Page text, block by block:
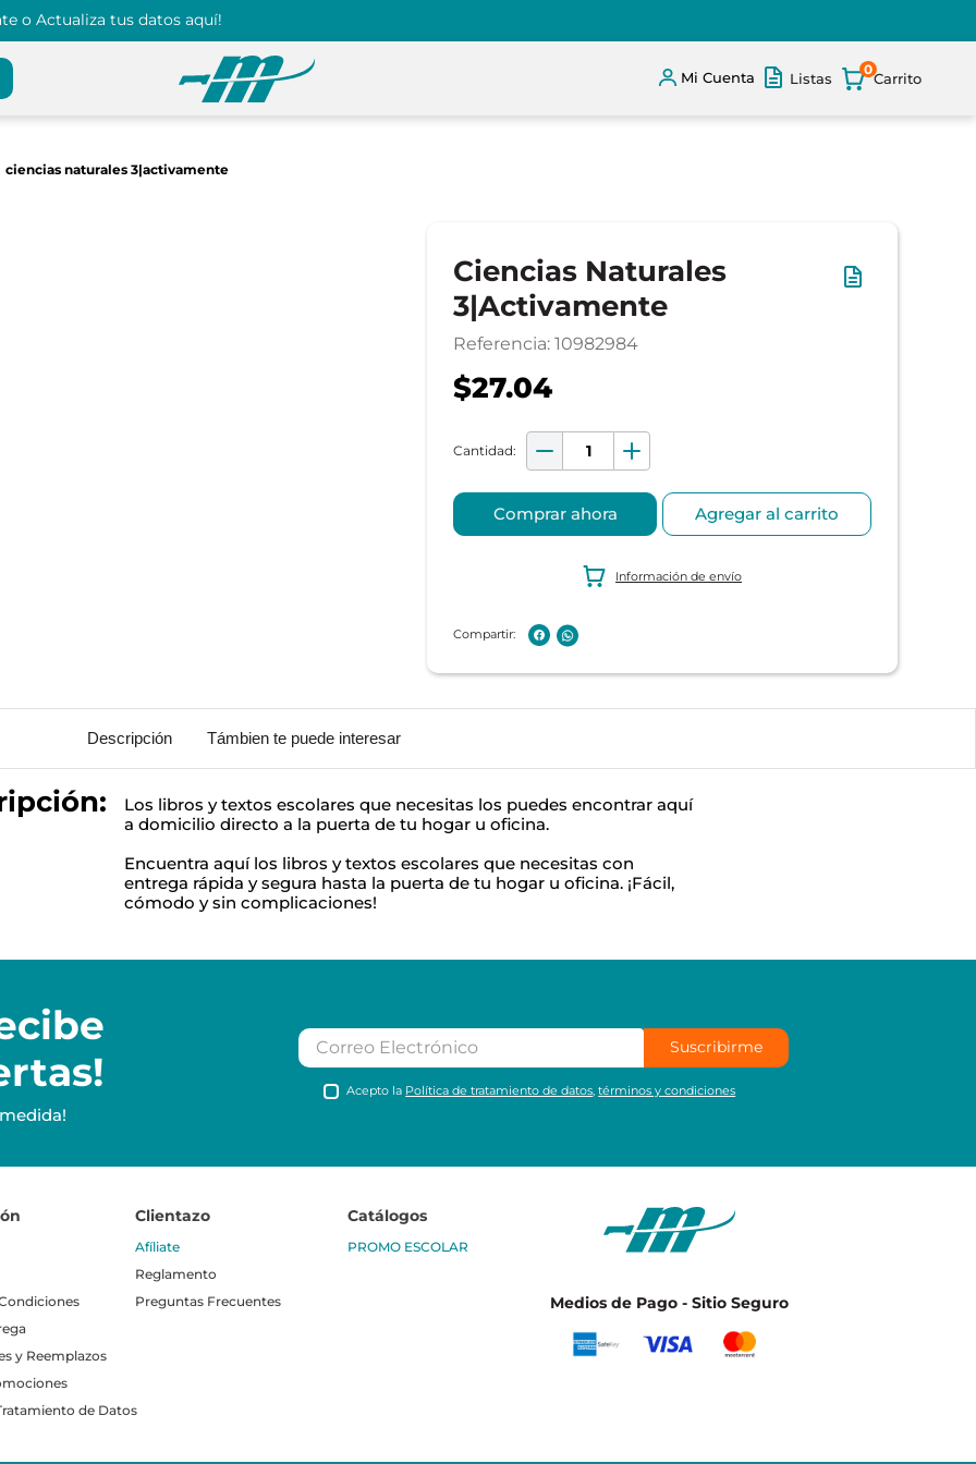
o Actualiza tus datos aquí!
Mi Cuenta Listas
0
ciencias naturales 3|activamente
Ciencias Naturales
3|Activamente
Referencia: 10982984
$27.04
Comprar ahora Agregar al carrito
Información de envío
Descripción Támbien te puede interesar
Los libros y textos escolares que necesitas los puedes encontrar aquí
a domicilio directo a la puerta de tu hogar u oficina.
Encuentra aquí los libros y textos escolares que necesitas con
entrega rápida y segura hasta la puerta de tu hogar u oficina. ¡Fácil,
cómodo y sin complicaciones!
Suscribirme
Acepto la Política de tratamiento de datos ,términos y condiciones
y Reemplazos
de Datos
Clientazo
Afíliate
Reglamento
Preguntas Frecuentes
Catálogos
PROMO ESCOLAR
Medios de Pago - Sitio Seguro